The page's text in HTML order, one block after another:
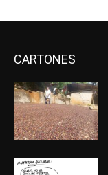
CARTONES